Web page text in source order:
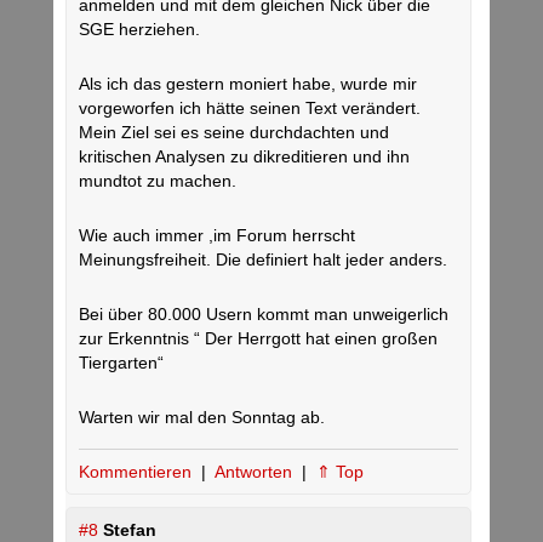
anmelden und mit dem gleichen Nick über die
SGE herziehen.
Als ich das gestern moniert habe, wurde mir
vorgeworfen ich hätte seinen Text verändert.
Mein Ziel sei es seine durchdachten und
kritischen Analysen zu dikreditieren und ihn
mundtot zu machen.
Wie auch immer ,im Forum herrscht
Meinungsfreiheit. Die definiert halt jeder anders.
Bei über 80.000 Usern kommt man unweigerlich
zur Erkenntnis “ Der Herrgott hat einen großen
Tiergarten“
Warten wir mal den Sonntag ab.
Kommentieren | Antworten | ⇑ Top
#8 Stefan